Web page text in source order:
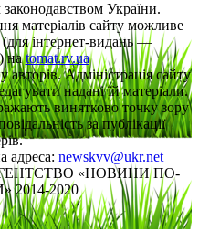
України.
матеріалів сайту можливе
інтернет-видань —
наtomat.rv.ua
Адміністрація сайту
надані їй матеріали.
винятково точку зору
за публікації
адреса: newskvv@ukr.net
«НОВИНИ ПО-
2014-2020